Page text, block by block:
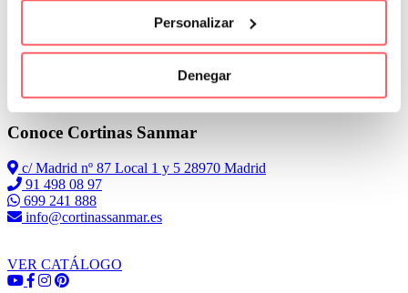
Personalizar
Denegar
Leer Más
Conoce Cortinas Sanmar
c/ Madrid nº 87 Local 1 y 5 28970 Madrid
91 498 08 97
699 241 888
info@cortinassanmar.es
VER CATÁLOGO